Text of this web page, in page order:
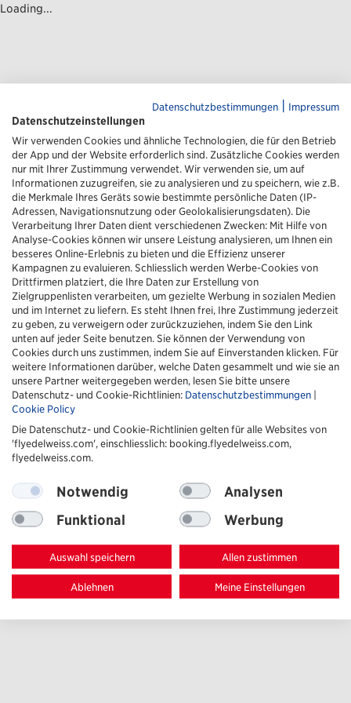
Datenschutzbestimmungen | Impressum
Datenschutzeinstellungen
Wir verwenden Cookies und ähnliche Technologien, die für den Betrieb
der App und der Website erforderlich sind. Zusätzliche Cookies werden
nur mit Ihrer Zustimmung verwendet. Wir verwenden sie, um auf
Informationen zuzugreifen, sie zu analysieren und zu speichern, wie z.B.
die Merkmale Ihres Geräts sowie bestimmte persönliche Daten (IP-
Adressen, Navigationsnutzung oder Geolokalisierungsdaten). Die
Verarbeitung Ihrer Daten dient verschiedenen Zwecken: Mit Hilfe von
Analyse-Cookies können wir unsere Leistung analysieren, um Ihnen ein
besseres Online-Erlebnis zu bieten und die Effizienz unserer
Kampagnen zu evaluieren. Schliesslich werden Werbe-Cookies von
Drittfirmen platziert, die Ihre Daten zur Erstellung von
Zielgruppenlisten verarbeiten, um gezielte Werbung in sozialen Medien
und im Internet zu liefern. Es steht Ihnen frei, Ihre Zustimmung jederzeit
zu geben, zu verweigern oder zurückzuziehen, indem Sie den Link
unten auf jeder Seite benutzen. Sie können der Verwendung von
Cookies durch uns zustimmen, indem Sie auf Einverstanden klicken. Für
weitere Informationen darüber, welche Daten gesammelt und wie sie an
unsere Partner weitergegeben werden, lesen Sie bitte unsere
Datenschutz- und Cookie-Richtlinien: Datenschutzbestimmungen |
Cookie Policy
Die Datenschutz- und Cookie-Richtlinien gelten für alle Websites von
'flyedelweiss.com', einschliesslich: booking.flyedelweiss.com,
flyedelweiss.com.
Notwendig
Analysen
Funktional
Werbung
Auswahl speichern Allen zustimmen
Ablehnen Meine Einstellungen
Loading...